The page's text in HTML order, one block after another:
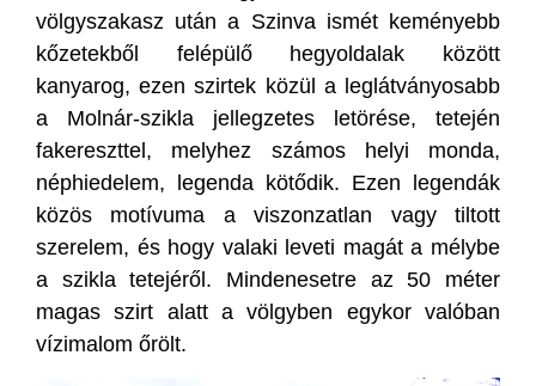
völgyszakasz után a Szinva ismét keményebb
kőzetekből felépülő hegyoldalak között
kanyarog, ezen szirtek közül a leglátványosabb
a Molnár-szikla jellegzetes letörése, tetején
fakereszttel, melyhez számos helyi monda,
néphiedelem, legenda kötődik. Ezen legendák
közös motívuma a viszonzatlan vagy tiltott
szerelem, és hogy valaki leveti magát a mélybe
a szikla tetejéről. Mindenesetre az 50 méter
magas szirt alatt a völgyben egykor valóban
vízimalom őrölt.